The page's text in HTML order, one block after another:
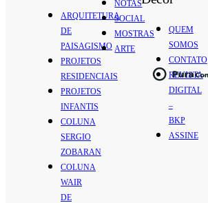
ARQUITETURA
DE
PAISAGISMO
PROJETOS
RESIDENCIAIS
PROJETOS
INFANTIS
COLUNA
SERGIO
ZOBARAN
COLUNA
WAIR
DE
NOTAS
SOCIAL
MOSTRAS
ARTE
QUEM
SOMOS
CONTATO
REVISTA
DIGITAL
–
BKP
ASSINE